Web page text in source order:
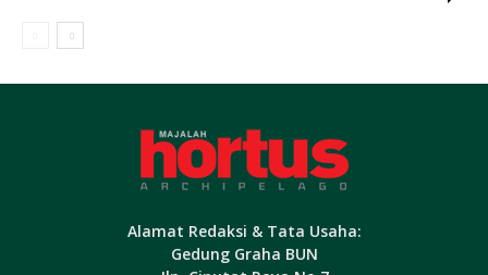
Alamat Redaksi & Tata Usaha:
Gedung Graha BUN